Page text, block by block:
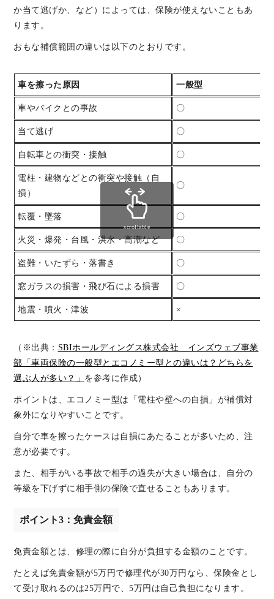
か当て逃げか、など）によっては、保険が使えないこともあ
ります。
おもな補償範囲の違いは以下のとおりです。
車を擦った原因 一般型
車やバイクとの事故 〇
当て逃げ 〇
自転車との衝突・接触 〇
電柱・建物などとの衝突や接触（自
損）
〇
転覆・墜落 〇
火災・爆発・台風・洪水・高潮など 〇
盗難・いたずら・落書き 〇
窓ガラスの損害・飛び石による損害 〇
地震・噴火・津波 ×
scrollable
（※出典： SBIホールディングス株式会社 インズウェブ事業
部「車両保険の一般型とエコノミー型との違いは？どちらを
選ぶ人が多い？」 を参考に作成）
ポイントは、エコノミー型は「電柱や壁への自損」が補償対
象外になりやすいことです。
自分で車を擦ったケースは自損にあたることが多いため、注
意が必要です。
また、相手がいる事故で相手の過失が大きい場合は、自分の
等級を下げずに相手側の保険で直せることもあります。
ポイント3：免責金額
免責金額とは、修理の際に自分が負担する金額のことです。
たとえば免責金額が5万円で修理代が30万円なら、保険金とし
て受け取れるのは25万円で、5万円は自己負担になります。